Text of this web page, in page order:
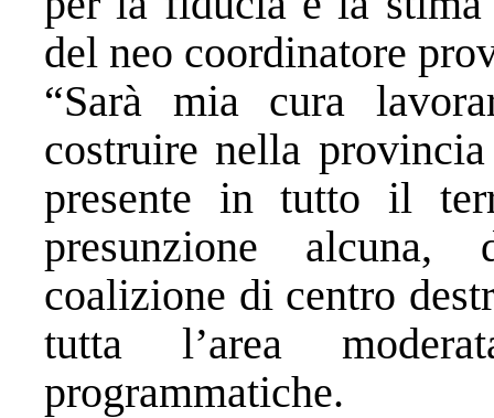
del neo coordinatore
“Sarà mia cura
costruire nella
presente in tutto il
presunzione
coalizione di centro
tutta l’area
programmatiche.